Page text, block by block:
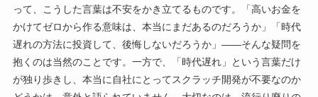
って、こうした言葉は不安をかき立てるものです。「高いお金を
かけてゼロから作る意味は、本当にまだあるのだろうか」「時代
遅れの方法に投資して、後悔しないだろうか」——そんな疑問を
抱くのは当然のことです。一方で、「時代遅れ」という言葉だけ
が独り歩きし、本当に自社にとってスクラッチ開発が不要なのか